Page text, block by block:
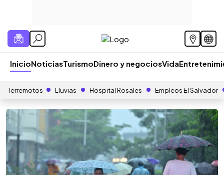
InicioNoticiasTurismoDinero y negociosVida
Terremotos Lluvias Hospital Rosales Empleos El Salvador